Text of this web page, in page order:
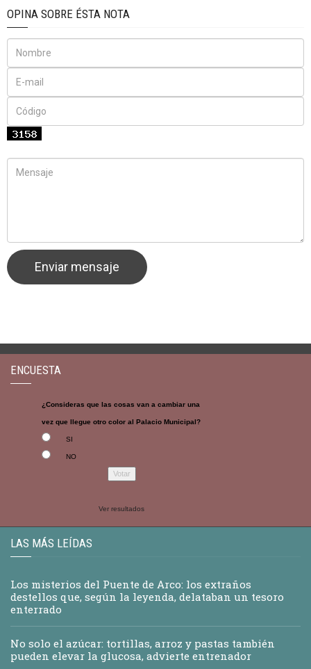
OPINA SOBRE ÉSTA NOTA
ENCUESTA
¿Consideras que las cosas van a cambiar una
vez que llegue otro color al Palacio Municipal?
SI
NO
Ver resultados
LAS MÁS LEÍDAS
Los misterios del Puente de Arco: los extraños
destellos que, según la leyenda, delataban un tesoro
enterrado
No solo el azúcar: tortillas, arroz y pastas también
pueden elevar la glucosa, advierte entrenador